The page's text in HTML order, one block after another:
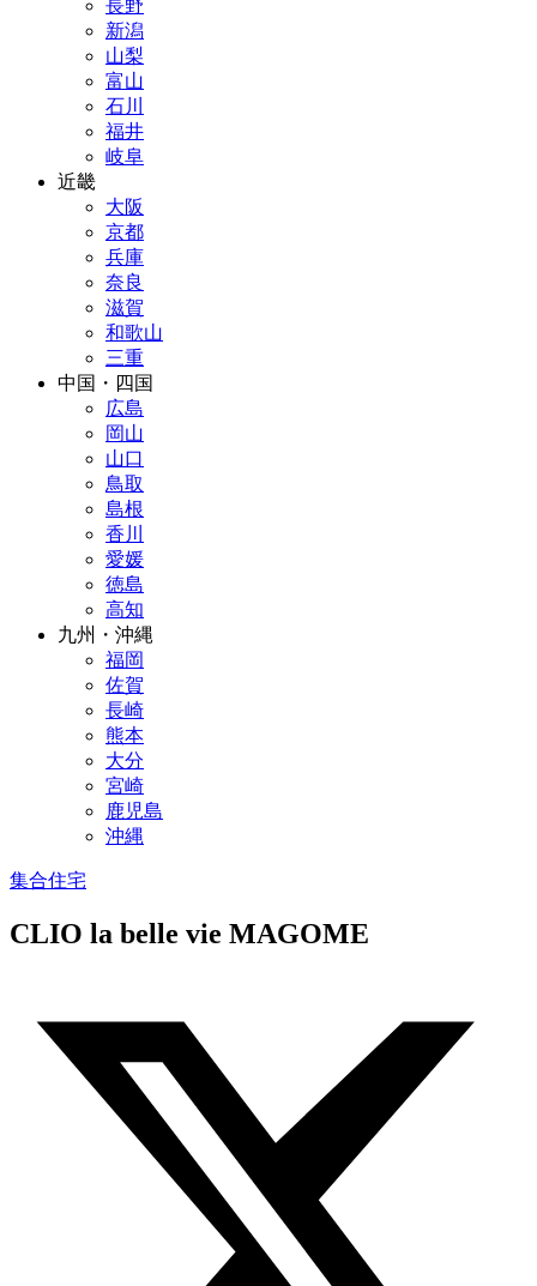
長野
新潟
山梨
富山
石川
福井
岐阜
近畿
大阪
京都
兵庫
奈良
滋賀
和歌山
三重
中国・四国
広島
岡山
山口
鳥取
島根
香川
愛媛
徳島
高知
九州・沖縄
福岡
佐賀
長崎
熊本
大分
宮崎
鹿児島
沖縄
集合住宅
CLIO la belle vie MAGOME